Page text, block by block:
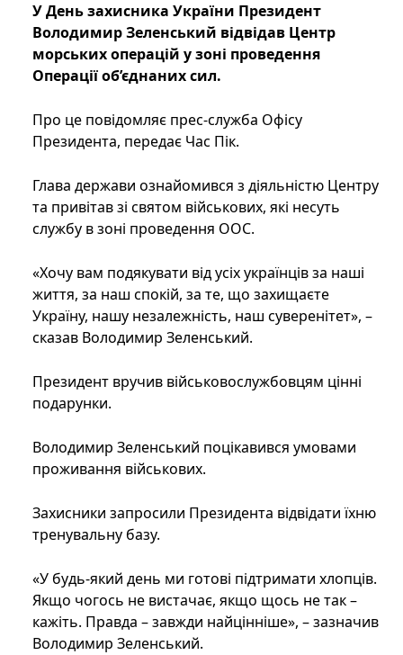
У День захисника України Президент
Володимир Зеленський відвідав Центр
морських операцій у зоні проведення
Операції об’єднаних сил.
Про це повідомляє прес-служба Офісу
Президента, передає Час Пік.
Глава держави ознайомився з діяльністю Центру
та привітав зі святом військових, які несуть
службу в зоні проведення ООС.
«Хочу вам подякувати від усіх українців за наші
життя, за наш спокій, за те, що захищаєте
Україну, нашу незалежність, наш суверенітет», –
сказав Володимир Зеленський.
Президент вручив військовослужбовцям цінні
подарунки.
Володимир Зеленський поцікавився умовами
проживання військових.
Захисники запросили Президента відвідати їхню
тренувальну базу.
«У будь-який день ми готові підтримати хлопців.
Якщо чогось не вистачає, якщо щось не так –
кажіть. Правда – завжди найцінніше», – зазначив
Володимир Зеленський.